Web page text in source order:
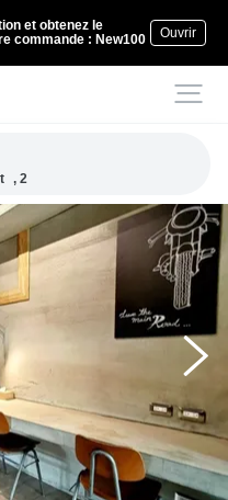
et obtenez le
commande : New100
Ouvrir
, 2